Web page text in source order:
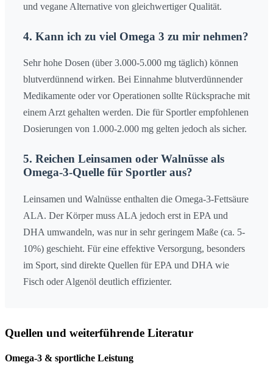
und vegane Alternative von gleichwertiger Qualität.
4. Kann ich zu viel Omega 3 zu mir nehmen?
Sehr hohe Dosen (über 3.000-5.000 mg täglich) können
blutverdünnend wirken. Bei Einnahme blutverdünnender
Medikamente oder vor Operationen sollte Rücksprache mit
einem Arzt gehalten werden. Die für Sportler empfohlenen
Dosierungen von 1.000-2.000 mg gelten jedoch als sicher.
5. Reichen Leinsamen oder Walnüsse als
Omega-3-Quelle für Sportler aus?
Leinsamen und Walnüsse enthalten die Omega-3-Fettsäure
ALA. Der Körper muss ALA jedoch erst in EPA und
DHA umwandeln, was nur in sehr geringem Maße (ca. 5-
10%) geschieht. Für eine effektive Versorgung, besonders
im Sport, sind direkte Quellen für EPA und DHA wie
Fisch oder Algenöl deutlich effizienter.
Quellen und weiterführende Literatur
Omega-3 & sportliche Leistung